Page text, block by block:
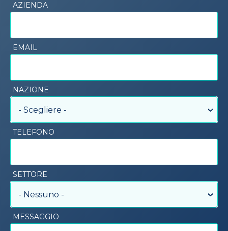
AZIENDA
EMAIL
NAZIONE
- Scegliere -
TELEFONO
SETTORE
- Nessuno -
MESSAGGIO